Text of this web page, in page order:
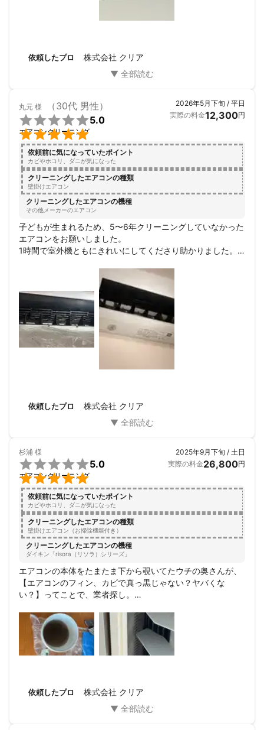
依頼したプロ 株式会社 クリア
丸元 様 （30代 男性）


5.0
エアコンクリーニング
2026年5月下旬 / 平日
実際の料金12,300円
依頼前に気になっていたポイント
カビやホコリ、ダニが気になった
クリーニングしたエアコンの種類
壁掛けエアコン
クリーニングしたエアコンの機種
その他メーカーのエアコン
子どもが生まれるため、5〜6年クリーニングしていなかった
エアコンをお願いしました。
1時間で室外機ともにきれいにしてくださり助かりました。
依頼したプロ 株式会社 クリア
杉浦 様


5.0
エアコンクリーニング
2025年9月下旬 / 土日
実際の料金26,800円
依頼前に気になっていたポイント
カビやホコリ、ダニが気になった
クリーニングしたエアコンの種類
壁掛けエアコン（お掃除機能付き）
クリーニングしたエアコンの機種
ダイキン「risora（リソラ）シリーズ」
エアコンの本体をたまたま下から覗いてたウチの奥さんが、
【エアコンのフィン、カビで真っ黒じゃない？ヤバくな
い？】ってことで、業者探し。
程度綺麗になったものの、養生が甘く下や周りにあるものを
傷めた経験があるため自力洗浄はなし。
最初マンションの管理会社オススメの大手業者に依頼しよう
かと検討したものの、同僚や友人から大手に依頼しても結局
またまネットで見つけたミツモアさんから５つの会社を紹介
依頼したプロ 株式会社 クリア